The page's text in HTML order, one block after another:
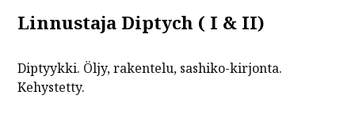
Linnustaja Diptych ( I & II)
Diptyykki. Öljy, rakentelu, sashiko-kirjonta.
Kehystetty.